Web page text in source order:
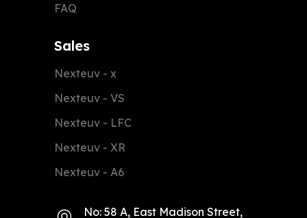
FAQ
Sales
Nexteuv - x
Nexteuv - VS
Nexteuv - LFC
Nexteuv - XR
Nexteuv - A6
No: 58 A, East Madison Street,